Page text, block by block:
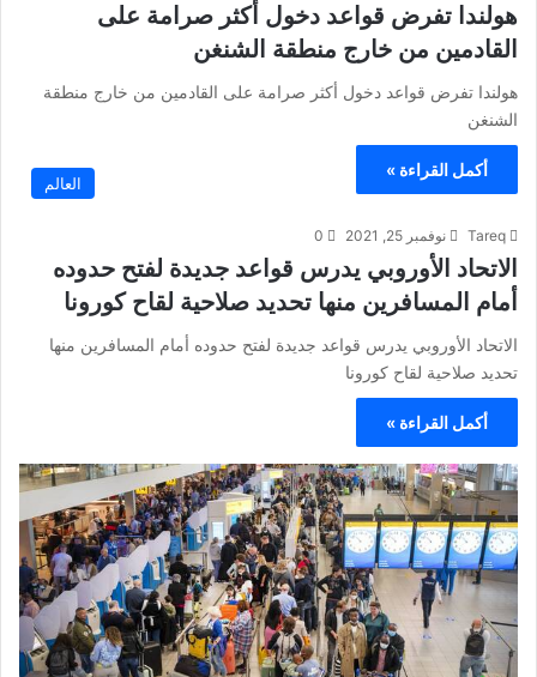
هولندا تفرض قواعد دخول أكثر صرامة على
القادمين من خارج منطقة الشنغن
هولندا تفرض قواعد دخول أكثر صرامة على القادمين من خارج منطقة
الشنغن
أكمل القراءة »
العالم
Tareq نوفمبر 25, 2021 0
الاتحاد الأوروبي يدرس قواعد جديدة لفتح حدوده
أمام المسافرين منها تحديد صلاحية لقاح كورونا
الاتحاد الأوروبي يدرس قواعد جديدة لفتح حدوده أمام المسافرين منها
تحديد صلاحية لقاح كورونا
أكمل القراءة »